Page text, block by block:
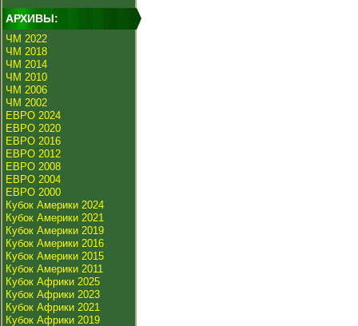
АРХИВЫ:
ЧМ 2022
ЧМ 2018
ЧМ 2014
ЧМ 2010
ЧМ 2006
ЧМ 2002
ЕВРО 2024
ЕВРО 2020
ЕВРО 2016
ЕВРО 2012
ЕВРО 2008
ЕВРО 2004
ЕВРО 2000
Кубок Америки 2024
Кубок Америки 2021
Кубок Америки 2019
Кубок Америки 2016
Кубок Америки 2015
Кубок Америки 2011
Кубок Африки 2025
Кубок Африки 2023
Кубок Африки 2021
Кубок Африки 2019